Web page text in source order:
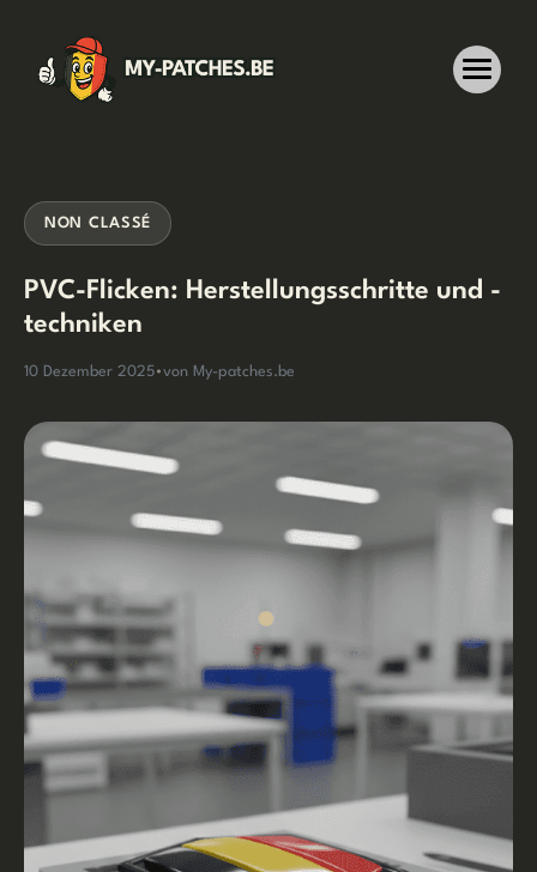
springen
NON CLASSÉ
PVC-Flicken: Herstellungsschritte und -
techniken
10 Dezember 2025•von My-patches.be